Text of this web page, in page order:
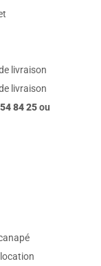
livraison
livraison
84 25ou